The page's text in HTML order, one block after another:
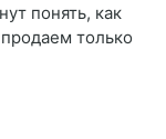
понять, как
только